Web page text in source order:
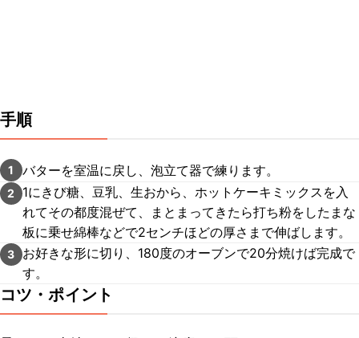
手順
1 バターを室温に戻し、泡立て器で練ります。
2
1にきび糖、豆乳、生おから、ホットケーキミックスを入
れてその都度混ぜて、まとまってきたら打ち粉をしたまな
板に乗せ綿棒などで2センチほどの厚さまで伸ばします。
3
お好きな形に切り、180度のオーブンで20分焼けば完成で
す。
コツ・ポイント